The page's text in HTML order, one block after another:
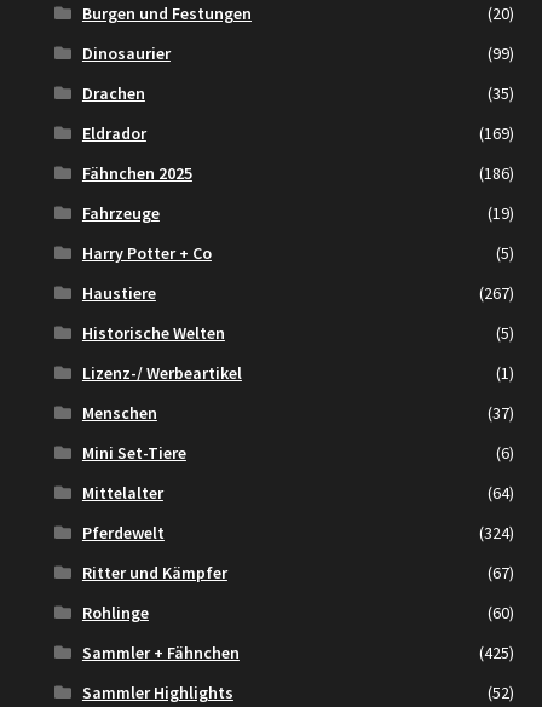
Burgen und Festungen
(20)
Dinosaurier
(99)
Drachen
(35)
Eldrador
(169)
Fähnchen 2025
(186)
Fahrzeuge
(19)
Harry Potter + Co
(5)
Haustiere
(267)
Historische Welten
(5)
Lizenz-/ Werbeartikel
(1)
Menschen
(37)
Mini Set-Tiere
(6)
Mittelalter
(64)
Pferdewelt
(324)
Ritter und Kämpfer
(67)
Rohlinge
(60)
Sammler + Fähnchen
(425)
Sammler Highlights
(52)